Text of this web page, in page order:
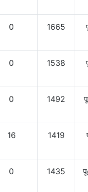
0 1665
0 1538
0 1492
16 1419
0 1435